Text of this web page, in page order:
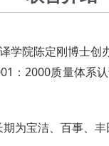
院陈定刚博士
：2000质量体系
为宝洁、百事、